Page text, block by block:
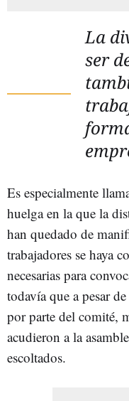
La
ser
Es especialmente
huelga en la que la
han quedado de
trabajadores se haya
necesarias para
todavía que a pesar
por parte del comité,
acudieron a la
escoltados.